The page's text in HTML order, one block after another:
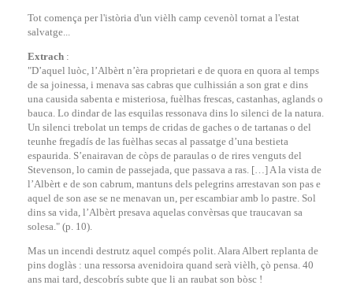
Tot comença per l'istòria d'un vièlh camp cevenòl tornat a l'estat
salvatge...
Extrach :
"D’aquel luòc, l’Albèrt n’èra proprietari e de quora en quora al temps
de sa joinessa, i menava sas cabras que culhissián a son grat e dins
una causida sabenta e misteriosa, fuèlhas frescas, castanhas, aglands o
bauca. Lo dindar de las esquilas ressonava dins lo silenci de la natura.
Un silenci trebolat un temps de cridas de gaches o de tartanas o del
teunhe fregadís de las fuèlhas secas al passatge d’una bestieta
espaurida. S’enairavan de còps de paraulas o de rires venguts del
Stevenson, lo camin de passejada, que passava a ras. […] A la vista de
l’Albèrt e de son cabrum, mantuns dels pelegrins arrestavan son pas e
aquel de son ase se ne menavan un, per escambiar amb lo pastre. Sol
dins sa vida, l’Albèrt presava aquelas convèrsas que traucavan sa
solesa." (p. 10).
Mas un incendi destrutz aquel compés polit. Alara Albert replanta de
pins doglàs : una ressorsa avenidoira quand serà vièlh, çò pensa. 40
ans mai tard, descobrís subte que li an raubat son bòsc !